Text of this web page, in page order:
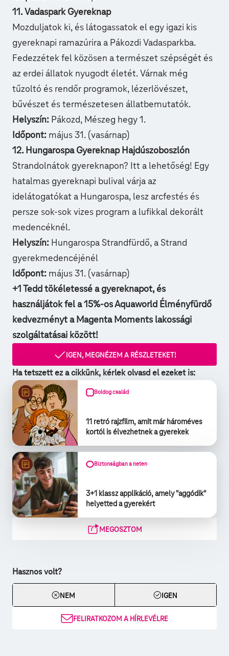
11. Vadaspark Gyereknap
Mozduljatok ki, és látogassatok el egy igazi kis
gyereknapi ramazúrira a Pákozdi Vadasparkba.
Fedezzétek fel közösen a természet szépségét és
az erdei állatok nyugodt életét. Várnak még
tűzoltó és rendőr programok, lézerlövészet,
bűvészet és természetesen állatbemutatók.
Helyszín: Pákozd, Mészeg hegy 1.
Időpont: május 31. (vasárnap)
12. Hungarospa Gyereknap Hajdúszoboszlón
Strandolnátok gyereknapon? Itt a lehetőség! Egy
hatalmas gyereknapi bulival várja az
idelátogatókat a Hungarospa, lesz arcfestés és
persze sok-sok vizes program a lufikkal dekorált
medencéknél.
Helyszín: Hungarospa Strandfürdő, a Strand
gyerekmedencéjénél
Időpont: május 31. (vasárnap)
+1 Tedd tökéletessé a gyereknapot, és
használjátok fel a 15%-os Aquaworld Élményfürdő
kedvezményt a Magenta Moments lakossági
szolgáltatásai között!
IGEN, MEGNÉZEM A RÉSZLETEKET!
Ha tetszett ez a cikkünk, kérlek olvasd el ezeket is:
Boldog család
11 retró rajzfilm, amit már hároméves
kortól is élvezhetnek a gyerekek
Biztonságban a neten
3+1 klassz applikáció, amely "aggódik"
helyetted a gyerekért
MEGOSZTOM
Hasznos volt?
NEM IGEN
FELIRATKOZOM A HÍRLEVÉLRE